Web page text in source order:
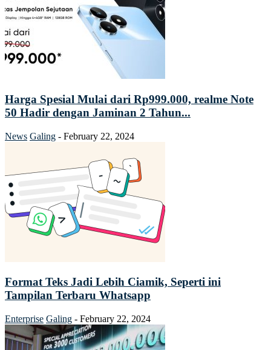
Harga Spesial Mulai dari Rp999.000, realme Note
50 Hadir dengan Jaminan 2 Tahun...
News Galing - February 22, 2024
Format Teks Jadi Lebih Ciamik, Seperti ini
Tampilan Terbaru Whatsapp
Enterprise Galing - February 22, 2024